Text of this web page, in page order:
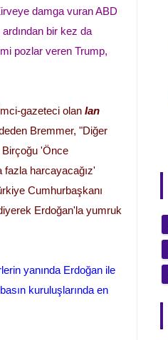
damga vuran ABD
bir kez da
pozlar veren Trump,
gazeteci olan Ian
Bremmer, "Diğer
Birçoğu 'Önce
fazla harcayacağız'
Cumhurbaşkanı
Erdoğan'la yumruk
yanında Erdoğan ile
kuruluşlarında en